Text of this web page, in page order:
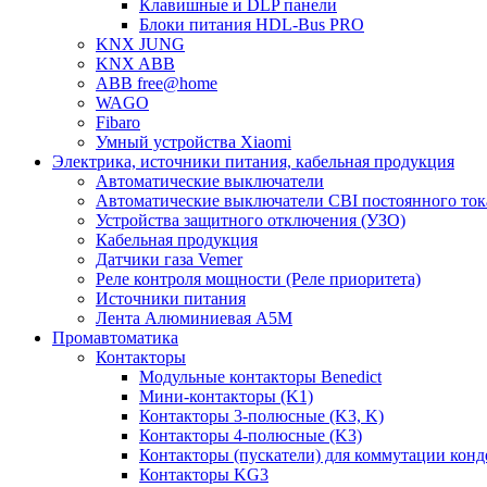
Клавишные и DLP панели
Блоки питания HDL-Bus PRO
KNX JUNG
KNX ABB
ABB free@home
WAGO
Fibaro
Умный устройства Xiaomi
Электрика, источники питания, кабельная продукция
Автоматические выключатели
Автоматические выключатели CBI постоянного
Устройства защитного отключения (УЗО)
Кабельная продукция
Датчики газа Vemer
Реле контроля мощности (Реле приоритета)
Источники питания
Лента Алюминиевая А5М
Промавтоматика
Контакторы
Модульные контакторы Benedict
Мини-контакторы (K1)
Контакторы 3-полюсные (K3, K)
Контакторы 4-полюсные (K3)
Контакторы (пускатели) для коммутации
Контакторы KG3